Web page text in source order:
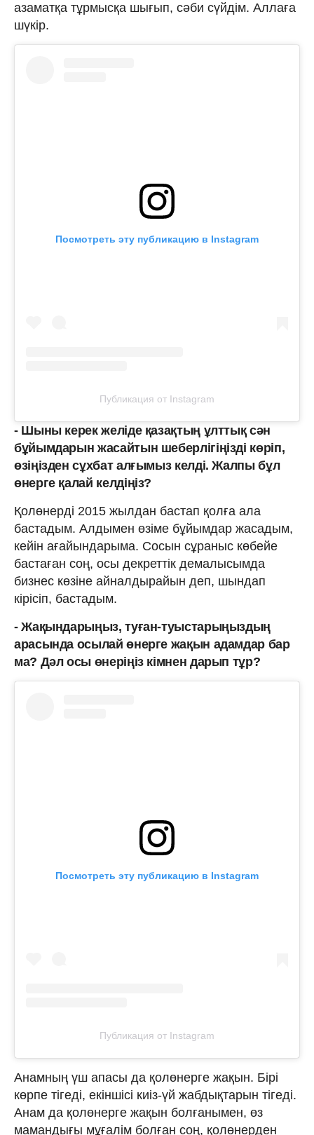
азаматқа тұрмысқа шығып, сәби сүйдім. Аллаға
шүкір.
Посмотреть эту публикацию в Instagram
Публикация от Instagram
- Шыны керек желіде қазақтың ұлттық сән
бұйымдарын жасайтын шеберлігіңізді көріп,
өзіңізден сұхбат алғымыз келді. Жалпы бұл
өнерге қалай келдіңіз?
Қолөнерді 2015 жылдан бастап қолға ала
бастадым. Алдымен өзіме бұйымдар жасадым,
кейін ағайындарыма. Сосын сұраныс көбейе
бастаған соң, осы декреттік демалысымда
бизнес көзіне айналдырайын деп, шындап
кірісіп, бастадым.
- Жақындарыңыз, туған-туыстарыңыздың
арасында осылай өнерге жақын адамдар бар
ма? Дәл осы өнеріңіз кімнен дарып тұр?
Посмотреть эту публикацию в Instagram
Публикация от Instagram
Анамның үш апасы да қолөнерге жақын. Бірі
көрпе тігеді, екіншісі киіз-үй жабдықтарын тігеді.
Анам да қолөнерге жақын болғанымен, өз
мамандығы мұғалім болған соң, қолөнерден